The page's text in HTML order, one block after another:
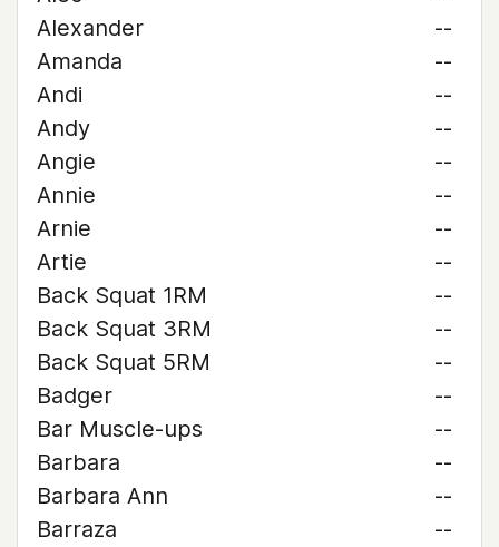
Alexander
--
Amanda
--
Andi
--
Andy
--
Angie
--
Annie
--
Arnie
--
Artie
--
Back Squat 1RM
--
Back Squat 3RM
--
Back Squat 5RM
--
Badger
--
Bar Muscle-ups
--
Barbara
--
Barbara Ann
--
Barraza
--